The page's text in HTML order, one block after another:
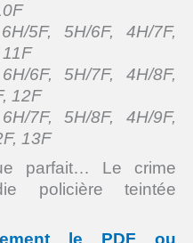
5F, 5H/6F, 4H/7F,
6F, 5H/7F, 4H/8F,
12F
7F, 5H/8F, 4H/9F,
13F
parfait… Le crime
policière teintée
le PDF ou